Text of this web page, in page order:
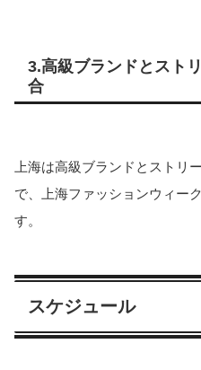
3.高級ブランドとスト
合
上海は高級ブランドとストリ
で、上海ファッションウィー
す。
スケジュール